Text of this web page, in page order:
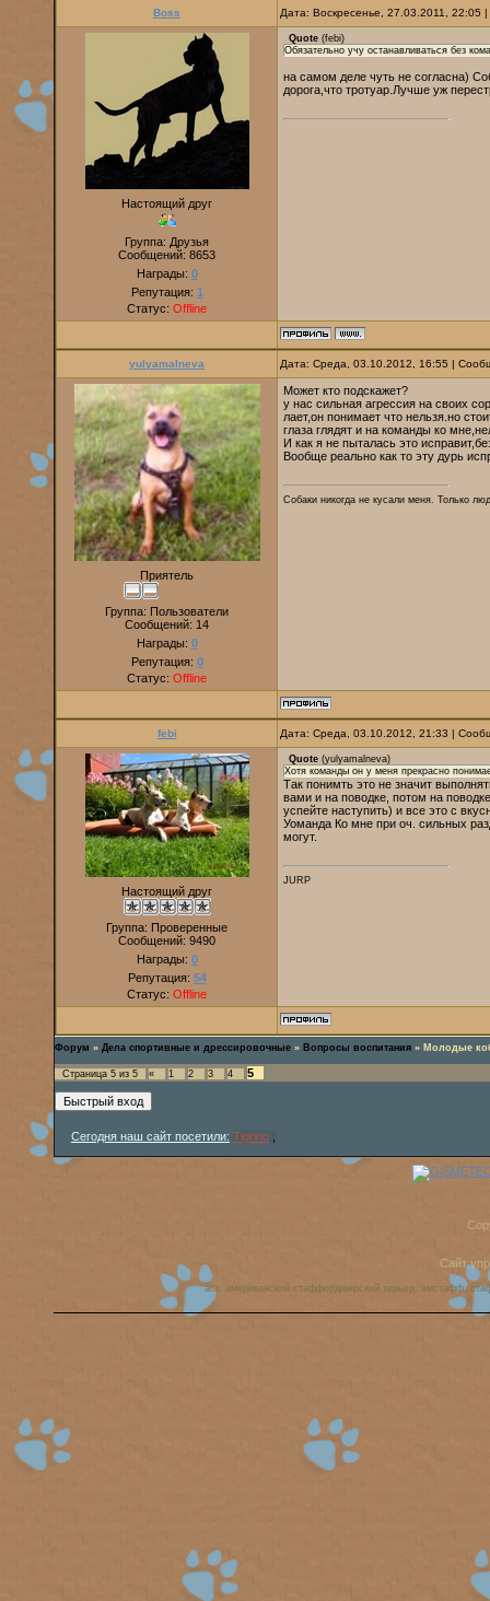
Boss Дата: Воскресенье, 27.03.2011,
Настоящий друг
Группа: Друзья
Сообщений: 8653
Награды: 0
Репутация: 1
Статус: Offline
Quote (febi)
Обязательно учу останавливаться без
на самом деле чуть не согласна)
дорога,что тротуар.Лучше уж
yulyamalneva Дата: Среда, 03.10.2012, 16:55 |
Приятель
Группа: Пользователи
Сообщений: 14
Награды: 0
Репутация: 0
Статус: Offline
Может кто подскажет?
у нас сильная агрессия на своих
лает,он понимает что нельзя.но
глаза глядят и на команды ко
И как я не пыталась это
Вообще реально как то эту дурь
Собаки никогда не кусали меня. Только
febi Дата: Среда, 03.10.2012, 21:33 |
Настоящий друг
Группа: Проверенные
Сообщений: 9490
Награды: 0
Репутация: 54
Статус: Offline
Quote (yulyamalneva)
Хотя команды он у меня прекрасно
Так понимть это не значит
вами и на поводке, потом на
успейте наступить) и все это с
Уоманда Ко мне при оч. сильных
могут.
JURP
Форум » Дела спортивные и дрессировочные » Вопросы воспитания » Молодые
Страница 5 из 5 « 1 2 3 4 5
Сегодня наш сайт посетили: Tigrino
Сайт
аст, американский стаффордширский терьер, амстафф,